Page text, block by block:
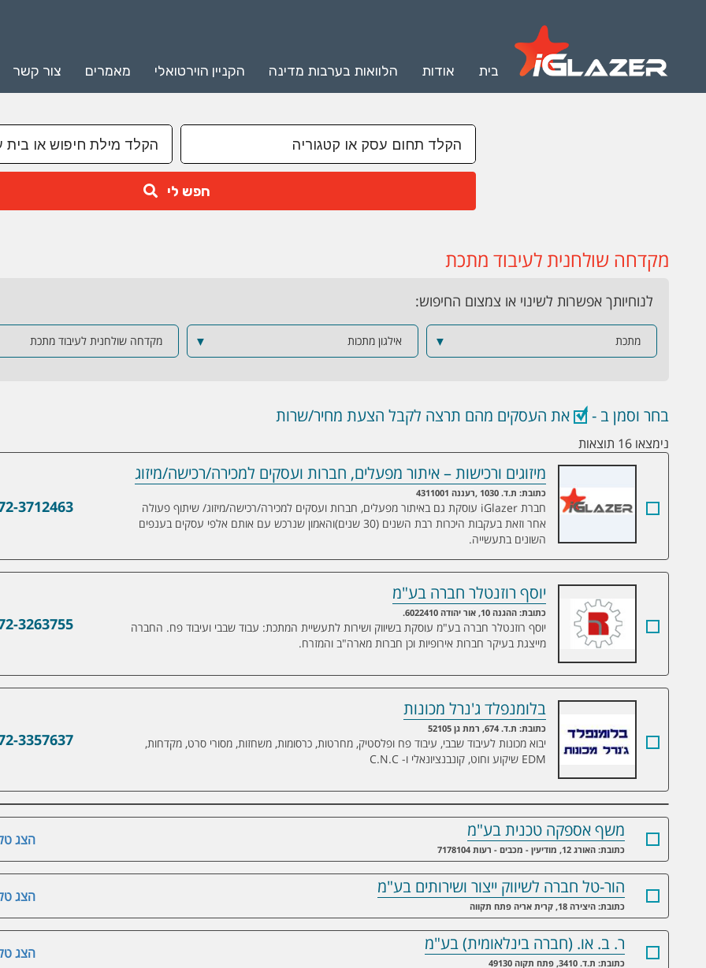
בית אודות הלוואות בערבות מדינה הקניין הוירטואלי מאמרים צור קשר
חפש לי
מקדחה שולחנית לעיבוד מתכת
לנוחיותך אפשרות לשינוי או צמצום החיפוש:
מתכת ▼ אילגון מתכות ▼ מקדחה שולחנית לעיבוד מתכת
בחר וסמן ב - את העסקים מהם תרצה לקבל הצעת מחיר/שרות
נימצאו 16 תוצאות
מיזוגים ורכישות – איתור מפעלים, חברות ועסקים למכירה/רכישה/מיזוג
3712463
מיזוגים ורכישות – איתור מפעלים, חברות ועסקים למכירה/רכישה/מיזוג
כתובת: ת.ד. 1030 ,רעננה 4311001
חברת iGlazer עוסקת גם באיתור מפעלים, חברות ועסקים למכירה/רכישה/מיזוג/ שיתוף פעולה
אחר וזאת בעקבות היכרות רבת השנים (30 שנים)והאמון שנרכש עם אותם אלפי עסקים בענפים
השונים בתעשייה.
יוסף רוזנטלר חברה בע"מ
3263755
יוסף רוזנטלר חברה בע"מ
כתובת: ההגנה 10, אור יהודה 6022410.
יוסף רוזנטלר חברה בע"מ עוסקת בשיווק ושירות לתעשיית המתכת: עבוד שבבי ועיבוד פח. החברה
מייצגת בעיקר חברות אירופיות וכן חברות מארה"ב והמזרח.
בלומנפלד ג'נרל מכונות
3357637
בלומנפלד ג'נרל מכונות
כתובת: ת.ד. 674, רמת גן 52105
יבוא מכונות לעיבוד שבבי, עיבוד פח ופלסטיק, מחרטות, כרסומות, משחזות, מסורי סרט, מקדחות,
EDM שיקוע וחוט, קונבנציונאלי ו- C.N.C
הצג משף אספקה טכנית בע"מ
כתובת: האורג 12, מודיעין - מכבים - רעות 7178104
הצג הור-טל חברה לשיווק ייצור ושירותים בע"מ
כתובת: היצירה 18, קרית אריה פתח תקווה
הצג ר. ב. או. (חברה בינלאומית) בע"מ
כתובת: ת.ד. 3410, פתח תקוה 49130